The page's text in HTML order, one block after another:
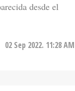
desde el
02 Sep 2022. 11:28 AM